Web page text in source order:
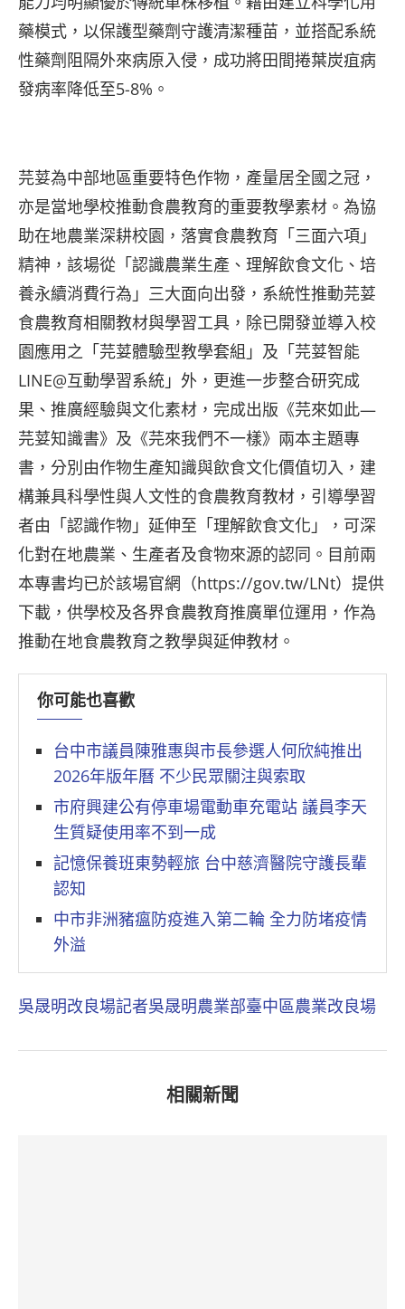
藥模式，以保護型藥劑守護清潔種苗，並搭配系統
性藥劑阻隔外來病原入侵，成功將田間捲葉炭疽病
發病率降低至5-8%。
芫荽為中部地區重要特色作物，產量居全國之冠，
亦是當地學校推動食農教育的重要教學素材。為協
助在地農業深耕校園，落實食農教育「三面六項」
精神，該場從「認識農業生產、理解飲食文化、培
養永續消費行為」三大面向出發，系統性推動芫荽
食農教育相關教材與學習工具，除已開發並導入校
園應用之「芫荽體驗型教學套組」及「芫荽智能
LINE@互動學習系統」外，更進一步整合研究成
果、推廣經驗與文化素材，完成出版《芫來如此—
芫荽知識書》及《芫來我們不一樣》兩本主題專
書，分別由作物生產知識與飲食文化價值切入，建
構兼具科學性與人文性的食農教育教材，引導學習
者由「認識作物」延伸至「理解飲食文化」，可深
化對在地農業、生產者及食物來源的認同。目前兩
本專書均已於該場官網（https://gov.tw/LNt）提供
下載，供學校及各界食農教育推廣單位運用，作為
推動在地食農教育之教學與延伸教材。
你可能也喜歡
台中市議員陳雅惠與市長參選人何欣純推出
2026年版年曆 不少民眾關注與索取
市府興建公有停車場電動車充電站 議員李天
生質疑使用率不到一成
記憶保養班東勢輕旅 台中慈濟醫院守護長輩
認知
中市非洲豬瘟防疫進入第二輪 全力防堵疫情
外溢
吳晟明改良場記者吳晟明農業部臺中區農業改良場
相關新聞